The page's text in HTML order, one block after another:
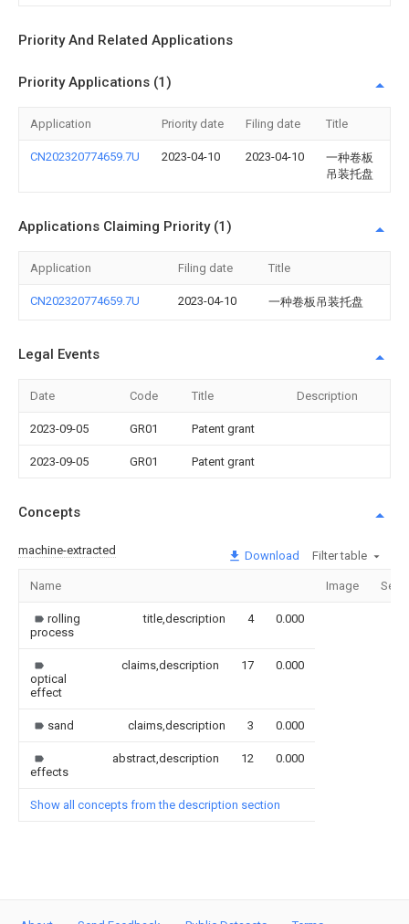
Priority And Related Applications
Priority Applications (1)
Application Priority date Filing date Title
CN202320774659.7U 2023-04-10 2023-04-10
一种卷板
吊装托盘
Applications Claiming Priority (1)
Application Filing date Title
CN202320774659.7U 2023-04-10 一种卷板吊装托盘
Legal Events
Date Code Title Description
2023-09-05 GR01 Patent grant
2023-09-05 GR01 Patent grant
Concepts
machine-extracted Download Filter table
Name Image
rolling
process
title,description 4 0.000
optical
effect
claims,description 17 0.000
sand claims,description 3 0.000
effects
abstract,description 12 0.000
Show all concepts from the description section